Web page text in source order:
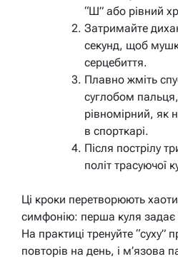
“Ш” або рівний
Затримайте
секунд, щоб
серцебиття.
Плавно жміть
суглобом
рівномірний, як
в спорткарі.
Після пострілу
політ трасуючої
Ці кроки перетворюють
симфонію: перша куля
На практиці тренуйте “суху”
повторів на день, і м’язова